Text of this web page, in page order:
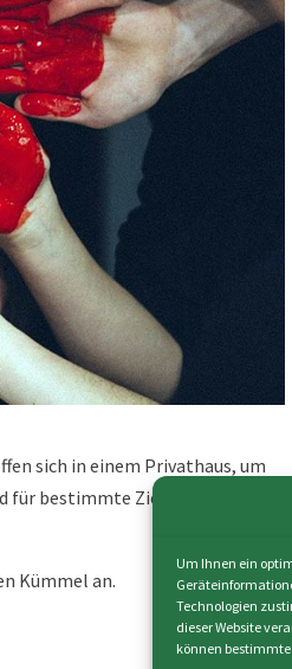
Um Ihnen ein
Technologien
dieser Website
können
sich in einem Privathaus, um
für bestimmte Zielgruppen wie
Kümmel an.